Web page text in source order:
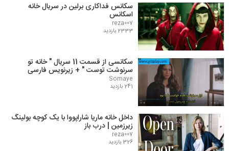
سکانس فداکاری برلین در سریال خانه
اسکانس
reza007
2333 بازدید
سکانسی از قسمت 11 سریال " خانه تو
سرنوشت توست " + زیرنویس فارسی
Somaye
241 بازدید
داخل خانه ماریا شاراپووا با یک کوچه بولینگ
زیرزمین | درب باز
reza007
326 بازدید